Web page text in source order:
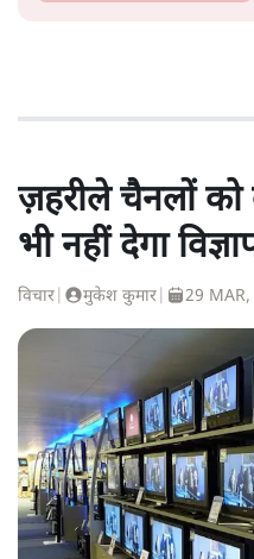
संजय राय पेशे से पत्रकार हैं और
संजय राय की और स्टोरी पढ़ें
ज़हरीले चैनलों
भी नहीं देगा